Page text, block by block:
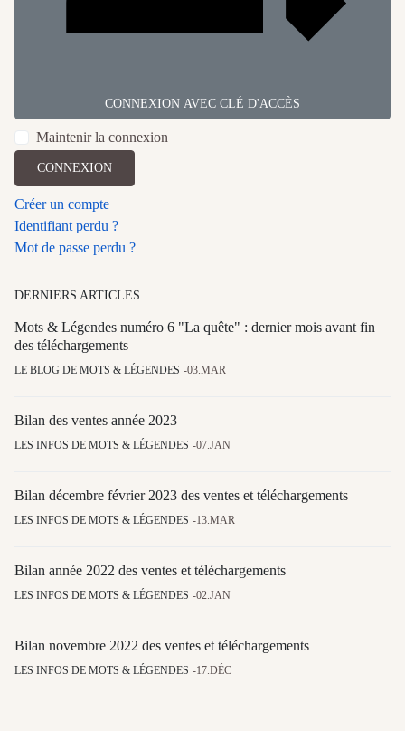
CONNEXION AVEC CLÉ D'ACCÈS
Maintenir la connexion
CONNEXION
Créer un compte
Identifiant perdu ?
Mot de passe perdu ?
DERNIERS ARTICLES
Mots & Légendes numéro 6 "La quête" : dernier mois avant fin
des téléchargements
LE BLOG DE MOTS & LÉGENDES 03.MAR
Bilan des ventes année 2023
LES INFOS DE MOTS & LÉGENDES 07.JAN
Bilan décembre février 2023 des ventes et téléchargements
LES INFOS DE MOTS & LÉGENDES 13.MAR
Bilan année 2022 des ventes et téléchargements
LES INFOS DE MOTS & LÉGENDES 02.JAN
Bilan novembre 2022 des ventes et téléchargements
LES INFOS DE MOTS & LÉGENDES 17.DÉC